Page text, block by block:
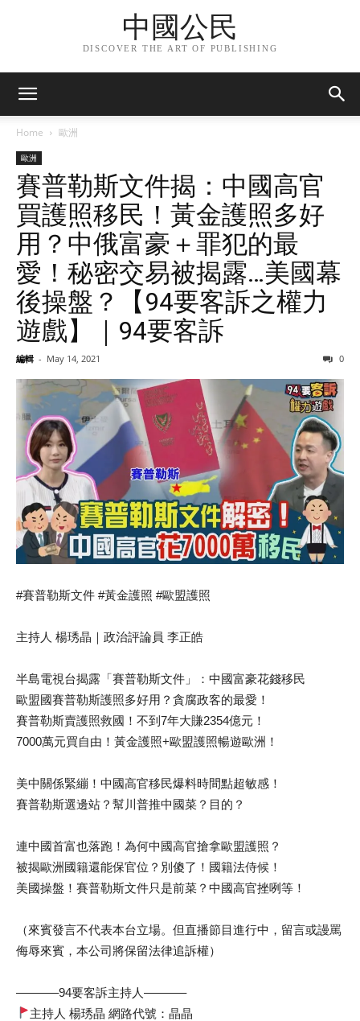
中國公民
DISCOVER THE ART OF PUBLISHING
Home 歐洲
歐洲
賽普勒斯文件揭：中國高官
買護照移民！黃金護照多好
用？中俄富豪＋罪犯的最
愛！秘密交易被揭露…美國幕
後操盤？【94要客訴之權力
遊戲】｜94要客訴
編輯 - May 14, 2021 0
#賽普勒斯文件 #黃金護照 #歐盟護照
主持人 楊琇晶｜政治評論員 李正皓
半島電視台揭露「賽普勒斯文件」：中國富豪花錢移民
歐盟國賽普勒斯護照多好用？貪腐政客的最愛！
賽普勒斯賣護照救國！不到7年大賺2354億元！
7000萬元買自由！黃金護照+歐盟護照暢遊歐洲！
美中關係緊繃！中國高官移民爆料時間點超敏感！
賽普勒斯選邊站？幫川普推中國菜？目的？
連中國首富也落跑！為何中國高官搶拿歐盟護照？
被揭歐洲國籍還能保官位？別傻了！國籍法侍候！
美國操盤！賽普勒斯文件只是前菜？中國高官挫咧等！
（來賓發言不代表本台立場。但直播節目進行中，留言或謾罵
侮辱來賓，本公司將保留法律追訴權）
———–94要客訴主持人———–
主持人 楊琇晶 網路代號：晶晶